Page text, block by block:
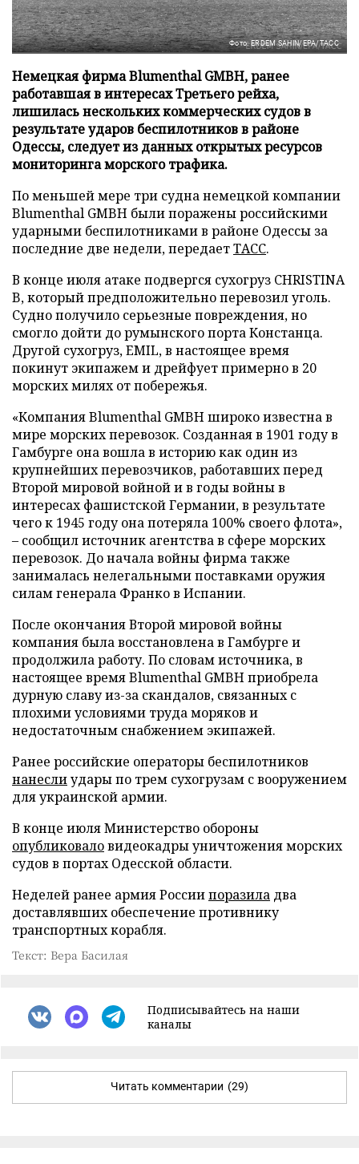
Фото: ERDEM SAHIN/EPA/ТАСС
Немецкая фирма Blumenthal GMBH, ранее
работавшая в интересах Третьего рейха,
лишилась нескольких коммерческих судов в
результате ударов беспилотников в районе
Одессы, следует из данных открытых ресурсов
мониторинга морского трафика.
По меньшей мере три судна немецкой компании
Blumenthal GMBH были поражены российскими
ударными беспилотниками в районе Одессы за
последние две недели, передаетТАСС.
В конце июля атаке подвергся сухогруз CHRISTINA
B, который предположительно перевозил уголь.
Судно получило серьезные повреждения, но
смогло дойти до румынского порта Констанца.
Другой сухогруз, EMIL, в настоящее время
покинут экипажем и дрейфует примерно в 20
морских милях от побережья.
«Компания Blumenthal GMBH широко известна в
мире морских перевозок. Созданная в 1901 году в
Гамбурге она вошла в историю как один из
крупнейших перевозчиков, работавших перед
Второй мировой войной и в годы войны в
интересах фашистской Германии, в результате
чего к 1945 году она потеряла 100% своего флота»,
– сообщил источник агентства в сфере морских
перевозок. До начала войны фирма также
занималась нелегальными поставками оружия
силам генерала Франко в Испании.
После окончания Второй мировой войны
компания была восстановлена в Гамбурге и
продолжила работу. По словам источника, в
настоящее время Blumenthal GMBH приобрела
дурную славу из-за скандалов, связанных с
плохими условиями труда моряков и
недостаточным снабжением экипажей.
Ранее российские операторы беспилотников
нанеслиудары по трем сухогрузам с вооружением
для украинской армии.
В конце июля Министерство обороны
опубликоваловидеокадры уничтожения морских
судов в портах Одесской области.
Неделей ранее армия Россиипоразила два
доставлявших обеспечение противнику
транспортных корабля.
Текст: Вера Басилая
Подписывайтесь на наши
каналы
Читать комментарии (29)